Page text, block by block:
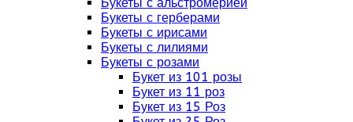
Букеты с герберами
Букеты с ирисами
Букеты с лилиями
Букеты с розами
Букет из 101 розы
Букет из 11 роз
Букет из 15 Роз